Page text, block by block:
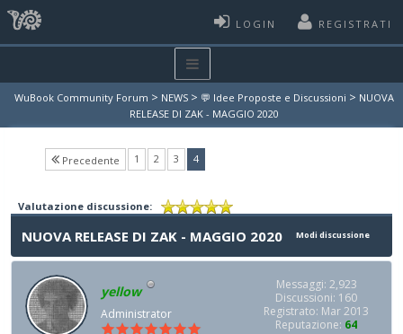
LOGIN REGISTRATI
WuBook Community Forum > NEWS > 💬 Idee Proposte e Discussioni > NUOVA
RELEASE DI ZAK - MAGGIO 2020
Precedente 1 2 3 4(current)
Valutazione discussione:
Modi discussione
NUOVA RELEASE DI ZAK - MAGGIO 2020
yellow
Administrator
Messaggi: 2,923
Discussioni: 160
Registrato: Mar 2013
Reputazione: 64